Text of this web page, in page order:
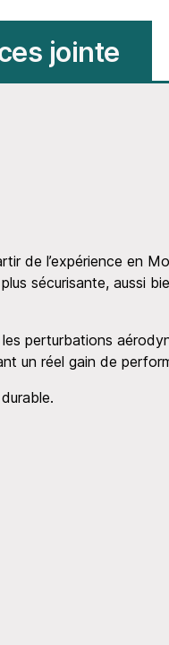
jointe
de l’expérience en
sécurisante, aussi
perturbations
un réel gain de